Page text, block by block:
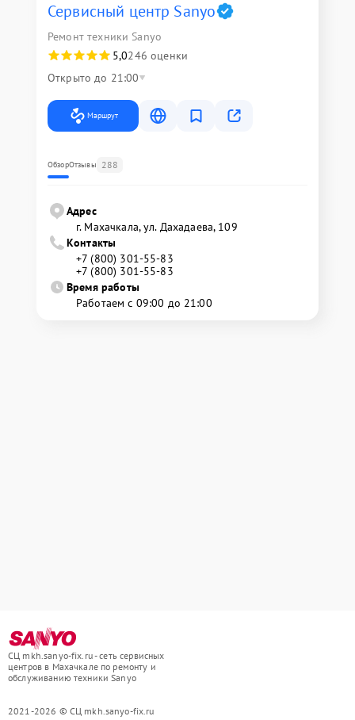
Сервисный центр Sanyo
Ремонт техники Sanyo
5,0246 оценки
Открыто до 21:00
Маршрут
ОбзорОтзывы 288
Адрес
г. Махачкала, ул. Дахадаева, 109
Контакты
+7 (800) 301-55-83
+7 (800) 301-55-83
Время работы
Работаем с 09:00 до 21:00
СЦ mkh.sanyo-fix.ru - сеть сервисных
центров в Махачкале по ремонту и
обслуживанию техники Sanyo
2021-2026 © СЦ mkh.sanyo-fix.ru